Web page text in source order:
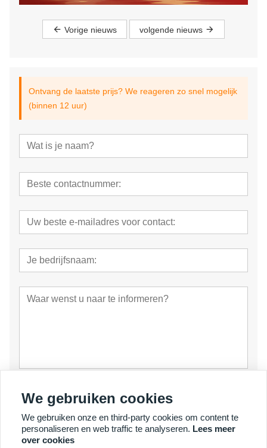
Vorige nieuws volgende nieuws
Ontvang de laatste prijs? We reageren zo snel mogelijk
(binnen 12 uur)
voorleggen
We gebruiken cookies
We gebruiken onze en third-party cookies om content te
personaliseren en web traffic te analyseren. Lees meer
over cookies